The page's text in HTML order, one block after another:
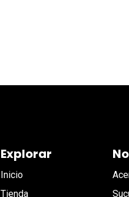
Explorar
Inicio
Tienda